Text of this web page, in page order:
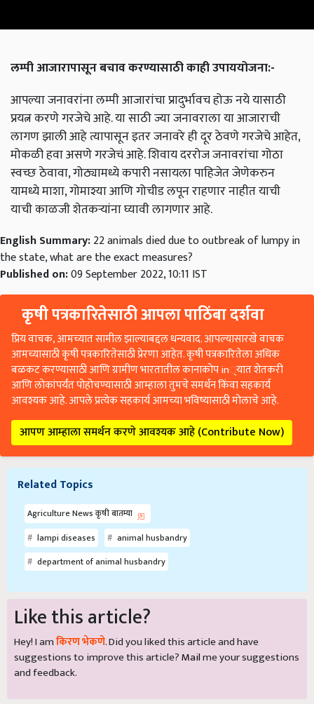
लम्पी आजारापासून बचाव करण्यासाठी काही उपाययोजना:-
आपल्या जनावरांना लम्पी आजारांचा प्रादुर्भावच होऊ नये यासाठी
प्रयत्न करणे गरजेचे आहे. या साठी ज्या जनावराला या आजाराची
लागण झाली आहे त्यापासून इतर जनावरे ही दूर ठेवणे गरजेचे आहेत,
मोकळी हवा असणे गरजेचं आहे. शिवाय दररोज जनावरांचा गोठा
स्वच्छ ठेवावा, गोठ्यामध्ये कपारी नसायला पाहिजेत जेणेकरुन
यामध्ये माशा, गोमाश्या आणि गोचीड लपून राहणार नाहीत याची
याची काळजी शेतकऱ्यांना घ्यावी लागणार आहे.
English Summary:22 animals died due to outbreak of lumpy in
the state, what are the exact measures?
Published on:09 September 2022, 10:11 IST
कृषी पत्रकारितेसाठी आपला पाठिंबा दर्शवा
प्रिय वाचक, आमच्यात सामील झाल्याबद्दल धन्यवाद. आपल्यासारखे वाचक
आमच्यासाठी कृषी पत्रकारितेसाठी प्रेरणा आहेत. कृषी पत्रकारितेला अधिक
बळकट करण्यासाठी आणि ग्रामीण भारतातील कानाकोप in्यात शेतकरी
आणि लोकांपर्यंत पोहोचण्यासाठी आम्हाला तुमचे समर्थन किंवा सहकार्य
आवश्यक आहे. आपले प्रत्येक सहकार्य आमच्या भविष्यासाठी मोलाचे आहे.
आपण आम्हाला समर्थन करणे आवश्यक आहे (Contribute Now)
Related Topics
Agriculture News कृषी बातम्या
lampi diseases
animal husbandry
department of animal husbandry
Like this article?
Hey! I amकिरण भेकणे. Did you liked this article and have
suggestions to improve this article?Mailme your suggestions
and feedback.